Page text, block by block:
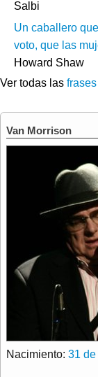
Salbi
Un caballero
voto, que las
Howard Shaw
Ver todas las
Van Morrison
Nacimiento: 31